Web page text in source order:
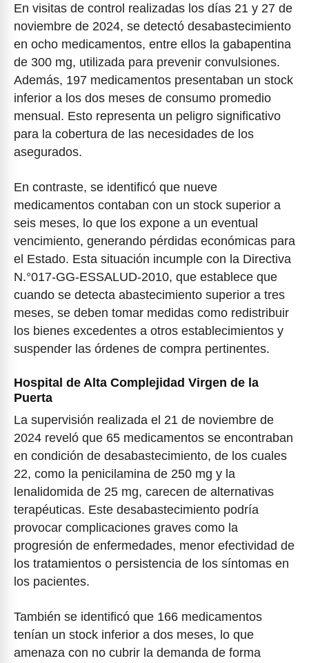
En visitas de control realizadas los días 21 y 27 de
noviembre de 2024, se detectó desabastecimiento
en ocho medicamentos, entre ellos la gabapentina
de 300 mg, utilizada para prevenir convulsiones.
Además, 197 medicamentos presentaban un stock
inferior a los dos meses de consumo promedio
mensual. Esto representa un peligro significativo
para la cobertura de las necesidades de los
asegurados.
En contraste, se identificó que nueve
medicamentos contaban con un stock superior a
seis meses, lo que los expone a un eventual
vencimiento, generando pérdidas económicas para
el Estado. Esta situación incumple con la Directiva
N.°017-GG-ESSALUD-2010, que establece que
cuando se detecta abastecimiento superior a tres
meses, se deben tomar medidas como redistribuir
los bienes excedentes a otros establecimientos y
suspender las órdenes de compra pertinentes.
Hospital de Alta Complejidad Virgen de la
Puerta
La supervisión realizada el 21 de noviembre de
2024 reveló que 65 medicamentos se encontraban
en condición de desabastecimiento, de los cuales
22, como la penicilamina de 250 mg y la
lenalidomida de 25 mg, carecen de alternativas
terapéuticas. Este desabastecimiento podría
provocar complicaciones graves como la
progresión de enfermedades, menor efectividad de
los tratamientos o persistencia de los síntomas en
los pacientes.
También se identificó que 166 medicamentos
tenían un stock inferior a dos meses, lo que
amenaza con no cubrir la demanda de forma